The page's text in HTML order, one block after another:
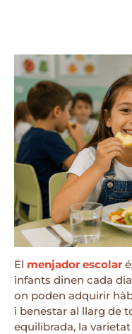
El menjador escolar
infants dinen cada
on poden adquirir
i benestar al llarg de
equilibrada, la